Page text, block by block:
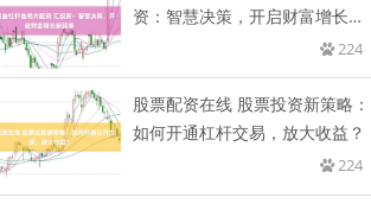
资：智慧决策，开启财富增长新
224
股票配资在线 股票投资新策略：
如何开通杠杆交易，放大收益？
224